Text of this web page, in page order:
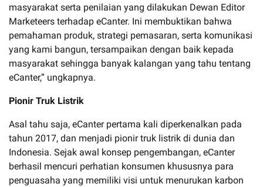
masyarakat serta penilaian yang dilakukan Dewan Editor
Marketeers terhadap eCanter. Ini membuktikan bahwa
pemahaman produk, strategi pemasaran, serta komunikasi
yang kami bangun, tersampaikan dengan baik kepada
masyarakat sehingga banyak kalangan yang tahu tentang
eCanter,” ungkapnya.
Pionir Truk Listrik
Asal tahu saja, eCanter pertama kali diperkenalkan pada
tahun 2017, dan menjadi pionir truk listrik di dunia dan
Indonesia. Sejak awal konsep pengembangan, eCanter
berhasil mencuri perhatian konsumen khususnya para
penguasaha yang memiliki visi untuk menurukan karbon